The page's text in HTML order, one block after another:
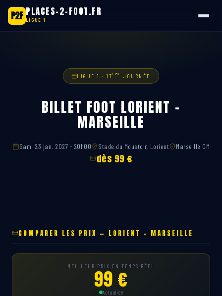
P2F PLACES-2-FOOT.FR
LIGUE 1
LIGUE 1 · 17ÈME JOURNÉE
BILLET FOOT LORIENT –
MARSEILLE
Sam. 23 jan. 2027 - 20h00 Stade du Moustoir, Lorient Marseille OM
dès 99 €
COMPARER LES PRIX — LORIENT – MARSEILLE
MEILLEUR PRIX EN TEMPS RÉEL
99 €
Actualisé